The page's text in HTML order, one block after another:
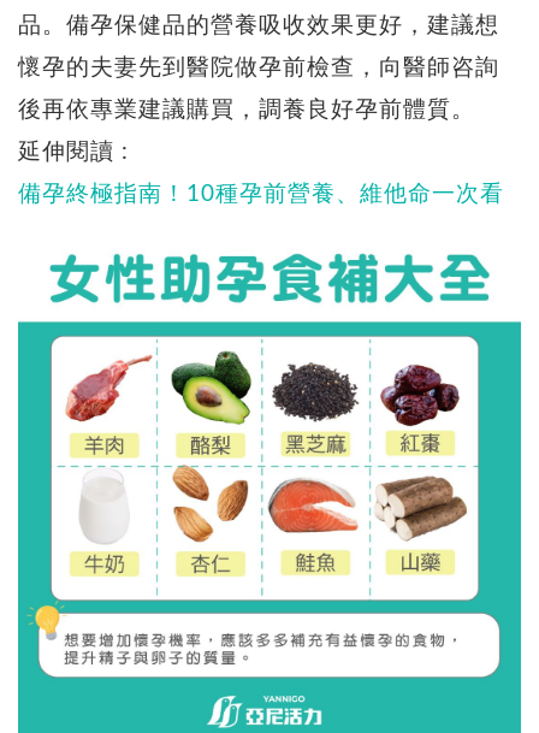
品。備孕保健品的營養吸收效果更好，建議想
懷孕的夫妻先到醫院做孕前檢查，向醫師咨詢
後再依專業建議購買，調養良好孕前體質。
延伸閱讀 :
備孕終極指南！10種孕前營養、維他命一次看